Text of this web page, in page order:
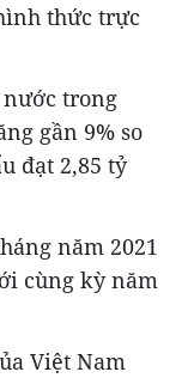
thức trực
trong
gần 9% so
đạt 2,85 tỷ
năm 2021
cùng kỳ năm
Việt Nam